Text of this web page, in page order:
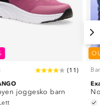
(11 )
joggesko barn